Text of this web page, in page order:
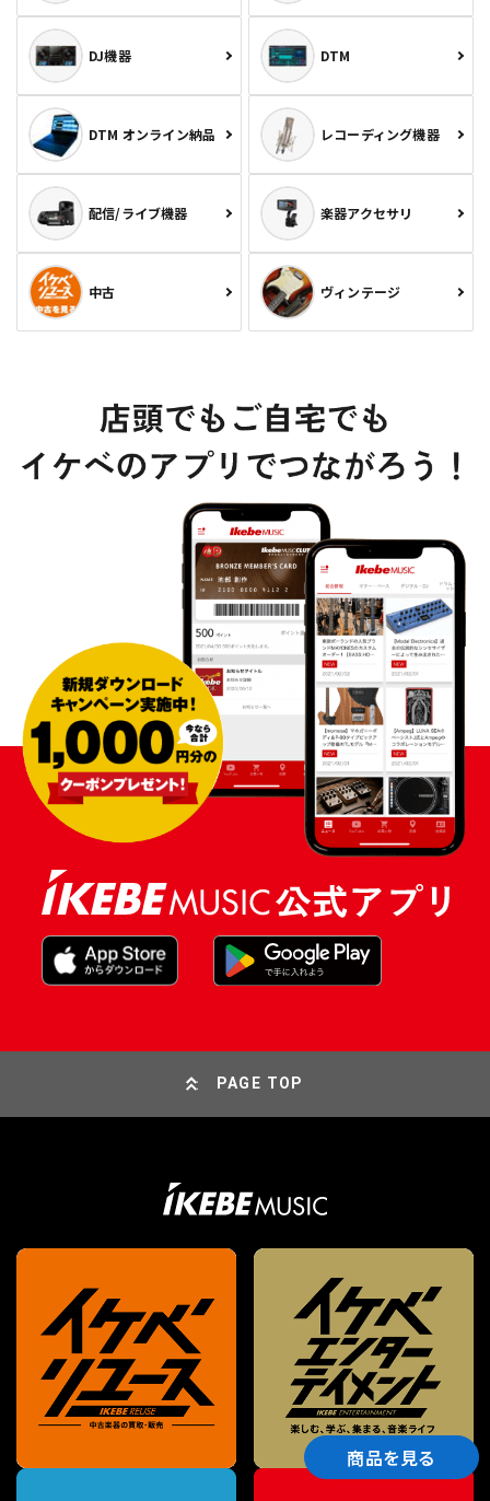
商品を見る
DJ機器 DTM
DTM オンライン納品 レコーディング機器
配信/ライブ機器 楽器アクセサリ
中古 ヴィンテージ
PAGE TOP